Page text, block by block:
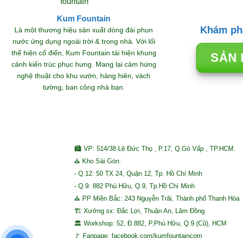
Kum Fountain
Là một thương hiệu sản xuất dòng đài phun
nước ứng dụng ngoài trời & trong nhà. Với lối
thể hiện cổ điển, Kum Fountain tái hiện khung
cảnh kiến trúc phục hưng. Mang lại cảm hứng
nghệ thuật cho khu vườn, hàng hiên, vách
tường, ban công nhà bạn.
Khám
SẢN
🏙 VP: 514/38 Lê Đức Thọ , P.17, Q.Gò Vấp , TP.HCM.
⛪ Kho Sài Gòn:
- Q.12: 50 TX 24, Quận 12, Tp. Hồ Chí Minh
- Q.9: 882 Phú Hữu, Q.9, Tp.Hồ Chí Minh
⛪ PP Miền Bắc: 243 Nguyễn Trãi, Thành phố Thanh Hóa
🏗 Xưởng sx: Đắc Lợi, Thuận An, Lâm Đồng
🏛 Workshop: 52, Đ.882, P.Phú Hữu, Q.9 (Cũ), HCM
🚩 Fanpage: facebook.com/kumfountaincom